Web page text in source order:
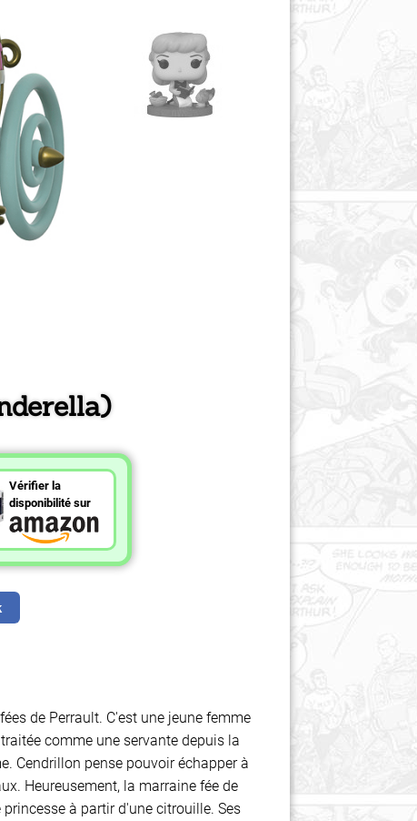
Vérifier la
disponibilité sur
de Perrault. C'est une jeune femme
comme une servante depuis la
Cendrillon pense pouvoir échapper à
Heureusement, la marraine fée de
à partir d'une citrouille. Ses